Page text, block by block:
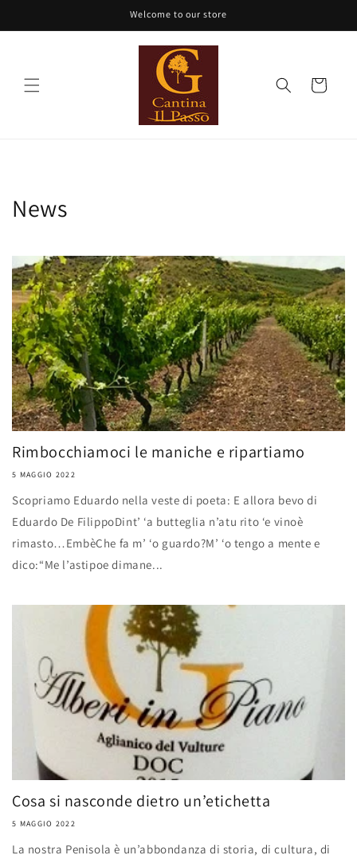
ai contenuti
Welcome to our store
Carrello
News
Rimbocchiamoci le maniche e ripartiamo
5 MAGGIO 2022
Scopriamo Eduardo nella veste di poeta: E allora bevo di
Eduardo De FilippoDint’ ‘a butteglia n’atu rito ‘e vinoè
rimasto…EmbèChe fa m’ ‘o guardo?M’ ‘o tengo a mente e
dico:“Me l’astipoe dimane...
Cosa si nasconde dietro un’etichetta
5 MAGGIO 2022
La nostra Penisola è un’abbondanza di storia, di cultura, di